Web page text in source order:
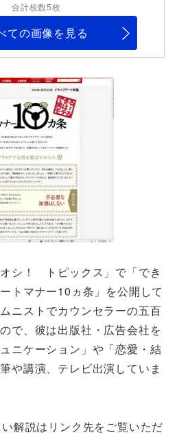
合計枚数5枚
ての画像を見る
シ！ トピックス」で「でき
トマナー10ヵ条」を公開して
ニストでカウンセラーの五百
で、彼は出版社・広告会社を
ニケーション」や「恋愛・結
や講演、テレビ出演していま
解説はリンク先をご覧いただ